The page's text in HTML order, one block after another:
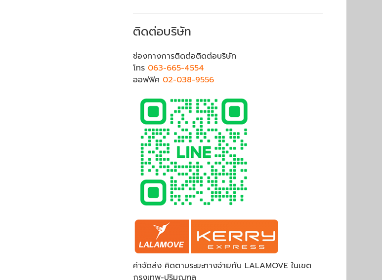
ติดต่อบริษัท
ช่องทางการติดต่อติดต่อบริษัท
โทร 063-665-4554
ออฟฟิศ 02-038-9556
ค่าจัดส่ง คิดตามระยะทางจ่ายกับ LALAMOVE ในเขต
กรุงเทพ-ปริมณฑล